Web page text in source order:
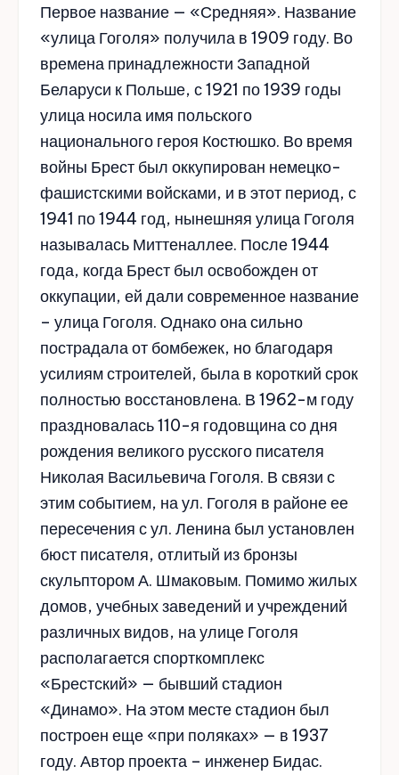
Первое название — «Средняя». Название
«улица Гоголя» получила в 1909 году. Во
времена принадлежности Западной
Беларуси к Польше, с 1921 по 1939 годы
улица носила имя польского
национального героя Костюшко. Во время
войны Брест был оккупирован немецко-
фашистскими войсками, и в этот период, с
1941 по 1944 год, нынешняя улица Гоголя
называлась Миттеналлее. После 1944
года, когда Брест был освобожден от
оккупации, ей дали современное название
– улица Гоголя. Однако она сильно
пострадала от бомбежек, но благодаря
усилиям строителей, была в короткий срок
полностью восстановлена. В 1962-м году
праздновалась 110-я годовщина со дня
рождения великого русского писателя
Николая Васильевича Гоголя. В связи с
этим событием, на ул. Гоголя в районе ее
пересечения с ул. Ленина был установлен
бюст писателя, отлитый из бронзы
скульптором А. Шмаковым. Помимо жилых
домов, учебных заведений и учреждений
различных видов, на улице Гоголя
располагается спорткомплекс
«Брестский» — бывший стадион
«Динамо». На этом месте стадион был
построен еще «при поляках» — в 1937
году. Автор проекта – инженер Бидас.